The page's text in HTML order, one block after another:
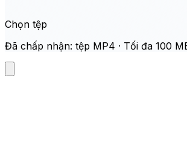
Chọn tệp
Đã chấp nhận: tệp MP4 · Tối đa 100